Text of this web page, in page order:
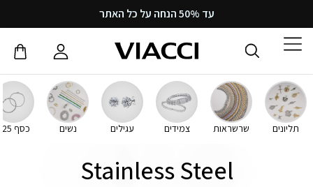
עד 50% הנחה על כל האתר
תליונים שרשראות צמידים עגילים נשים כסף 925
Stainless Steel